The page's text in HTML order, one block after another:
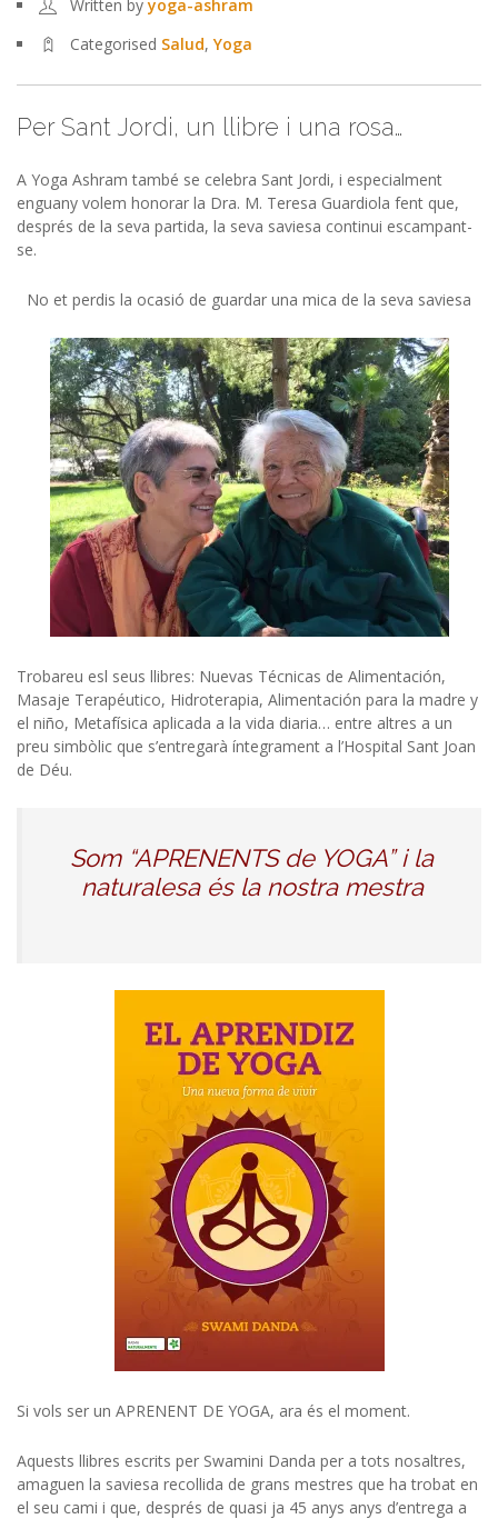
Written byyoga-ashram
Categorised Salud,Yoga
Per Sant Jordi, un llibre i una rosa…
A Yoga Ashram també se celebra Sant Jordi, i especialment
enguany volem honorar la Dra. M. Teresa Guardiola fent que,
després de la seva partida, la seva saviesa continui escampant-
se.
No et perdis la ocasió de guardar una mica de la seva saviesa
Trobareu esl seus llibres: Nuevas Técnicas de Alimentación,
Masaje Terapéutico, Hidroterapia, Alimentación para la madre y
el niño, Metafísica aplicada a la vida diaria… entre altres a un
preu simbòlic que s’entregarà íntegrament a l’Hospital Sant Joan
de Déu.
Som “APRENENTS de YOGA” i la
naturalesa és la nostra mestra
Si vols ser un APRENENT DE YOGA, ara és el moment.
Aquests llibres escrits per Swamini Danda per a tots nosaltres,
amaguen la saviesa recollida de grans mestres que ha trobat en
el seu cami i que, després de quasi ja 45 anys anys d’entrega a